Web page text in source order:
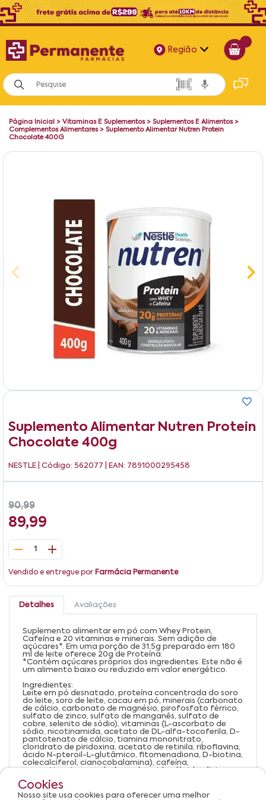
Região
Alagoas
Bahia
Paraíba
Pernambuco
Página Inicial > Vitaminas E Suplementos> Suplementos E Alimentos>
Complementos Alimentares> Suplemento Alimentar Nutren Protein
Chocolate 400G
Suplemento Alimentar Nutren Protein
Chocolate 400g
NESTLE | Código: 562077 | EAN: 7891000295458
90,99
89,99
1
Vendido e entregue por Farmácia Permanente
Detalhes Avaliações
Suplemento alimentar em pó com Whey Protein,
Cafeína e 20 vitaminas e minerais. Sem adição de
açúcares*. Em uma porção de 31,5g preparado em 180
ml de leite oferece 20g de Proteína.
*Contém açúcares próprios dos ingredientes. Este não é
um alimento baixo ou reduzido em valor energético.
Ingredientes:
Leite em pó desnatado, proteína concentrada do soro
do leite, soro de leite, cacau em pó, minerais (carbonato
de cálcio, carbonato de magnésio, pirofosfato férrico,
sulfato de zinco, sulfato de manganês, sulfato de
cobre, selenito de sódio), vitaminas (L-ascorbato de
sódio, nicotinamida, acetato de DL-alfa-tocoferila, D-
pantotenato de cálcio, tiamina mononitrato,
cloridrato de piridoxina, acetato de retinila, riboflavina,
ácido N-pteroil-L-glutâmico, fitomenadiona, D-biotina,
colecalciferol, cianocobalamina), cafeína,
aromatizantes, reguladores de acidez (ácido cítrico,
citrato de potássio, hidróxido de potássio),
emulsificante lecitina de soja, edulcorante sucralose.
Cookies
Nosso site usa cookies para oferecer uma melhor